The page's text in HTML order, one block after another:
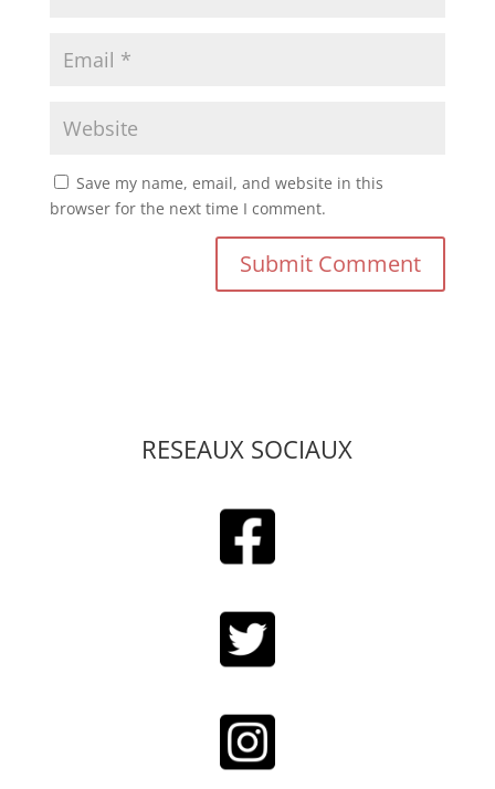
Save my name, email, and website in this
browser for the next time I comment.
RESEAUX SOCIAUX